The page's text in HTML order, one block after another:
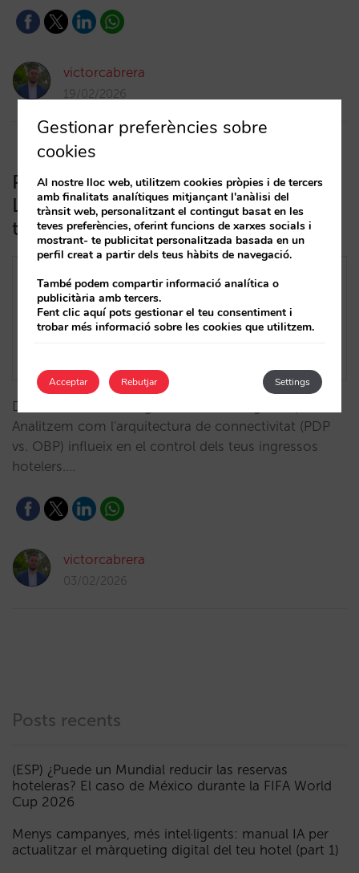
victorcabrera
19/02/2026
Preu per dia o per ocupació?
L’impacte de la connectivitat en la
teva estratègia d’ingressos (Part 1)
Determina la tecnologia la teva estratègia de preus?
Analitzem com l'arquitectura de connectivitat (PDP
vs. OBP) influeix en el control dels teus ingressos
hotelers.…
victorcabrera
03/02/2026
Posts recents
(ESP) ¿Puede un Mundial reducir las reservas
hoteleras? El caso de México durante la FIFA World
Cup 2026
Menys campanyes, més intel·ligents: manual IA per
actualitzar el màrqueting digital del teu hotel (part 1)
Gestionar preferències sobre
cookies
Al nostre lloc web, utilitzem cookies pròpies i de tercers
amb finalitats analítiques mitjançant l'anàlisi del
trànsit web, personalitzant el contingut basat en les
teves preferències, oferint funcions de xarxes socials i
mostrant- te publicitat personalitzada basada en un
perfil creat a partir dels teus hàbits de navegació.
També podem compartir informació analítica o
publicitària amb tercers.
Fent clic aquí pots gestionar el teu consentiment i
trobar més informació sobre les cookies que utilitzem.
Acceptar Settings
Rebutjar